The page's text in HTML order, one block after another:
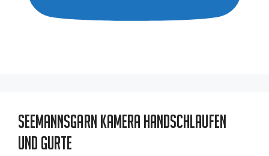
Seemannsgarn Kamera Handschlaufen
und Gurte